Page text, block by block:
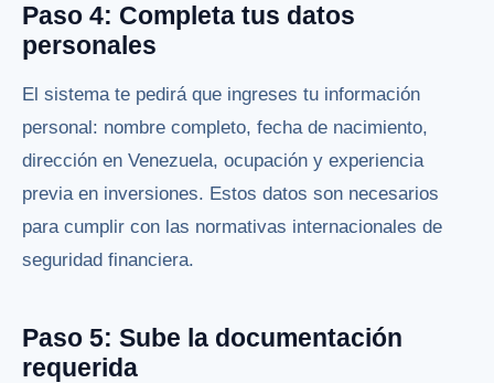
Paso 4: Completa tus datos
personales
El sistema te pedirá que ingreses tu información
personal: nombre completo, fecha de nacimiento,
dirección en Venezuela, ocupación y experiencia
previa en inversiones. Estos datos son necesarios
para cumplir con las normativas internacionales de
seguridad financiera.
Paso 5: Sube la documentación
requerida